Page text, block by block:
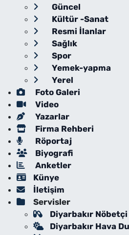
Güncel
Kültür -Sanat
Resmi İlanlar
Sağlık
Spor
Yemek-yapma
Yerel
Foto Galeri
Video
Yazarlar
Firma Rehberi
Röportaj
Biyografi
Anketler
Künye
İletişim
Servisler
Diyarbakır
Diyarbakır Hava